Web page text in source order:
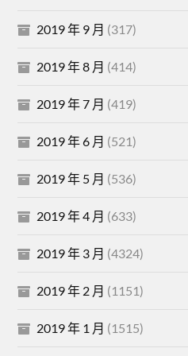
2019 年 9 月 (317)
2019 年 8 月 (414)
2019 年 7 月 (419)
2019 年 6 月 (521)
2019 年 5 月 (536)
2019 年 4 月 (633)
2019 年 3 月 (4324)
2019 年 2 月 (1151)
2019 年 1 月 (1515)